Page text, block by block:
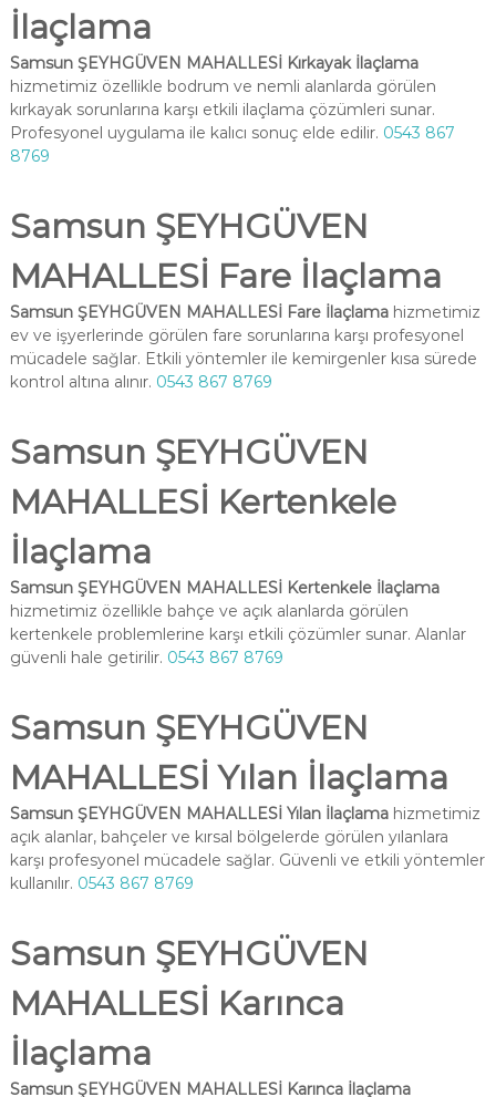
İlaçlama
Samsun ŞEYHGÜVEN MAHALLESİ Kırkayak İlaçlama
hizmetimiz özellikle bodrum ve nemli alanlarda görülen
kırkayak sorunlarına karşı etkili ilaçlama çözümleri sunar.
Profesyonel uygulama ile kalıcı sonuç elde edilir. 0543 867
8769
Samsun ŞEYHGÜVEN
MAHALLESİ Fare İlaçlama
Samsun ŞEYHGÜVEN MAHALLESİ Fare İlaçlamahizmetimiz
ev ve işyerlerinde görülen fare sorunlarına karşı profesyonel
mücadele sağlar. Etkili yöntemler ile kemirgenler kısa sürede
kontrol altına alınır. 0543 867 8769
Samsun ŞEYHGÜVEN
MAHALLESİ Kertenkele
İlaçlama
Samsun ŞEYHGÜVEN MAHALLESİ Kertenkele İlaçlama
hizmetimiz özellikle bahçe ve açık alanlarda görülen
kertenkele problemlerine karşı etkili çözümler sunar. Alanlar
güvenli hale getirilir. 0543 867 8769
Samsun ŞEYHGÜVEN
MAHALLESİ Yılan İlaçlama
Samsun ŞEYHGÜVEN MAHALLESİ Yılan İlaçlamahizmetimiz
açık alanlar, bahçeler ve kırsal bölgelerde görülen yılanlara
karşı profesyonel mücadele sağlar. Güvenli ve etkili yöntemler
kullanılır. 0543 867 8769
Samsun ŞEYHGÜVEN
MAHALLESİ Karınca
İlaçlama
Samsun ŞEYHGÜVEN MAHALLESİ Karınca İlaçlama